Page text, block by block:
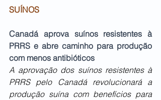
SUÍNOS
Canadá aprova suínos resistentes à
PRRS e abre caminho para produção
com menos antibióticos
A aprovação dos suínos resistentes à
PRRS pelo Canadá revolucionará a
produção suína com benefícios para